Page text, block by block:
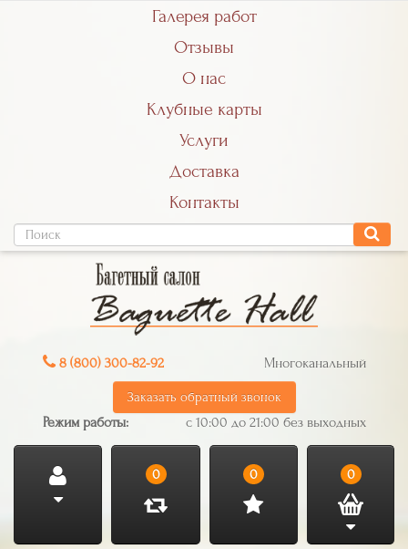
Галерея работ
Отзывы
О нас
Клубные карты
Услуги
Доставка
Контакты
8 (800) 300-82-92 Многоканальный
Заказать обратный звонок
Режим работы: с 10:00 до 21:00 без выходных
0 0 0